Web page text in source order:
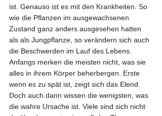
ist. Genauso ist es mit den Krankheiten. So
wie die Pflanzen im ausgewachsenen
Zustand ganz anders ausgesehen hatten
als als Jungpflanze, so verändern sich auch
die Beschwerden im Lauf des Lebens.
Anfangs merken die meisten nicht, was sie
alles in ihrem Körper beherbergen. Erste
wenn es zu spät ist, zeigt sich das Elend.
Doch auch dann wissen die wenigsten, was
die wahre Ursache ist. Viele sind sich nicht